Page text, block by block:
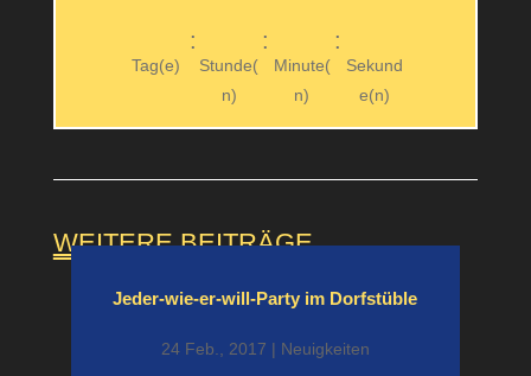
Tag(e)
:
Stunde(
n)
:
Minute(
n)
:
Sekund
e(n)
WEITERE BEITRÄGE
Jeder-wie-er-will-Party im Dorfstüble
24 Feb., 2017 | Neuigkeiten